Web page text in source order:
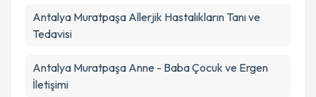
Antalya Muratpaşa Allerjik Hastalıkların Tanı ve
Tedavisi
Antalya Muratpaşa Anne - Baba Çocuk ve Ergen
İletişimi